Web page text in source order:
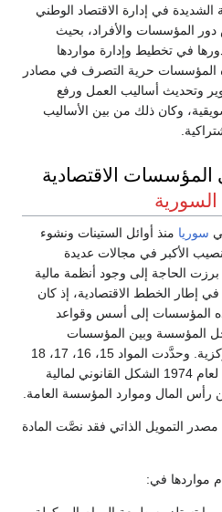
في إدارة الاقتصاد الوطني
المؤسسات والأفراد، بحيث
في تخطيط وإدارة مواردها
المؤسسات حرية التصرف في مصادر
وتحديث أساليب العمل ورفع
وكان ذلك من بين الأساليب
الاقتصادية
منذ أوائل الستينات ونشوء
الأكبر في مجالات عديدة
الحاجة إلى وجود أنظمة مالية
الخطط الاقتصادية، إذ كان
إلى أسس وقواعد
المؤسسة وبين المؤسسات
وعلاقاتها المالية مع الأجهزة المركزية. وحدَّدت المواد 15، 16، 17، 18
من المرسوم التشريعي رقم 18 لعام 1974 الشكل القانوني لمالية
المال وموارد المؤسسة العامة.
التمويل الذاتي فقد نصَّت المادة
في: